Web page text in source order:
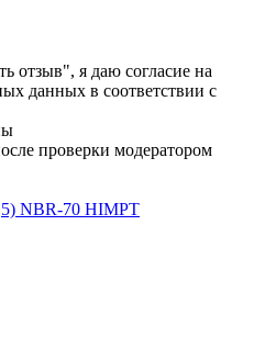
отзыв", я даю согласие на
данных в соответствии с
проверки модератором
NBR-70 HIMPT